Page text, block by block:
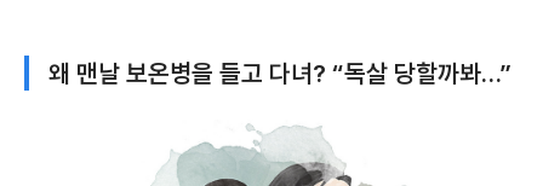
왜 맨날 보온병을 들고 다녀? “독살 당할까봐…”